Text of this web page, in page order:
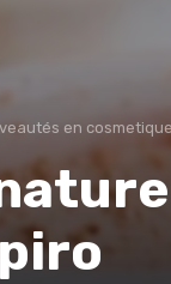
en cosmetique